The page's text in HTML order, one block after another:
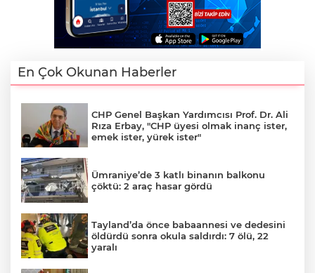
En Çok Okunan Haberler
CHP Genel Başkan Yardımcısı Prof. Dr. Ali
Rıza Erbay, "CHP üyesi olmak inanç ister,
emek ister, yürek ister"
Ümraniye’de 3 katlı binanın balkonu
çöktü: 2 araç hasar gördü
Tayland’da önce babaannesi ve dedesini
öldürdü sonra okula saldırdı: 7 ölü, 22
yaralı